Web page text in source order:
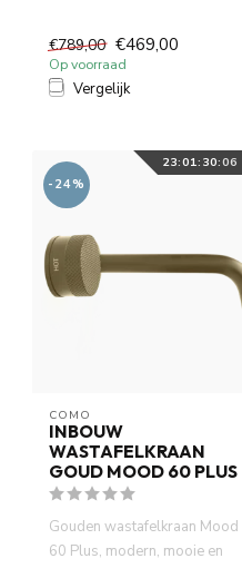
des...
€789,00 €469,00
Op voorraad
Vergelijk
23:01: 30:05
-24%
COMO
INBOUW
WASTAFELKRAAN
GOUD MOOD 60 PLUS
Gouden wastafelkraan Mood
60 Plus, modern, mooie en